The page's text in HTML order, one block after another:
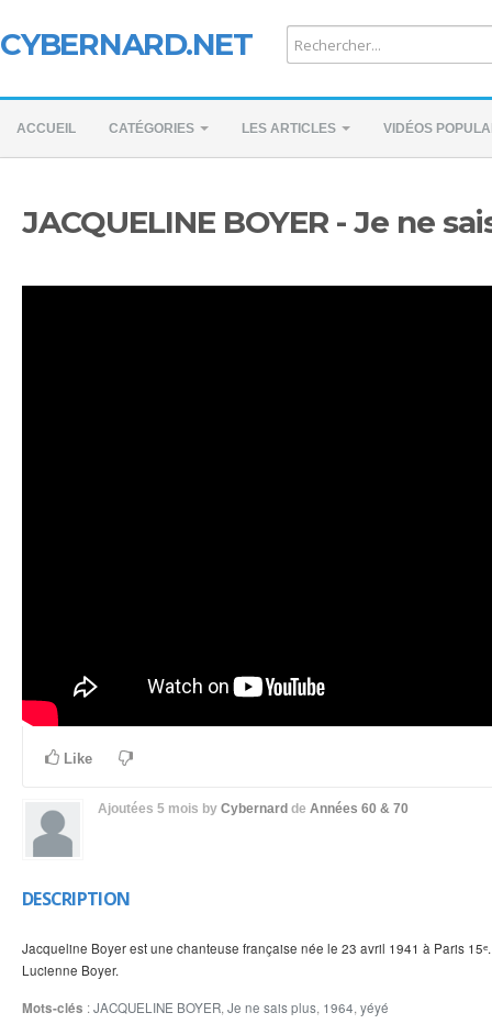
CYBERNARD.NET
ACCUEIL CATÉGORIES LES ARTICLES VIDÉOS
JACQUELINE BOYER - Je ne
Like
Ajoutées 5 mois by Cybernard de Années 60 & 70
DESCRIPTION
Jacqueline Boyer est une chanteuse française née le 23 avril 1941 à Paris
Lucienne Boyer.
Mots-clés :JACQUELINE BOYER, Je ne sais plus, 1964, yéyé